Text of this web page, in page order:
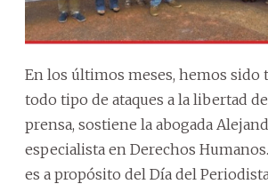
En los últimos meses, hemos sido
todo tipo de ataques a la libertad
prensa, sostiene la abogada
especialista en Derechos
es a propósito del Día del